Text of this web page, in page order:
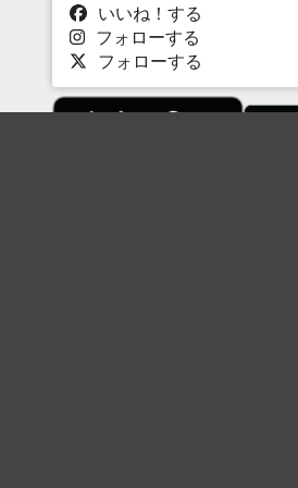
いいね！する
フォローする
フォローする